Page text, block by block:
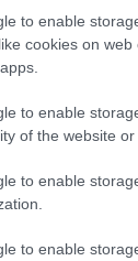
to enable
cookies on web
to enable
of the website or
to enable
to enable